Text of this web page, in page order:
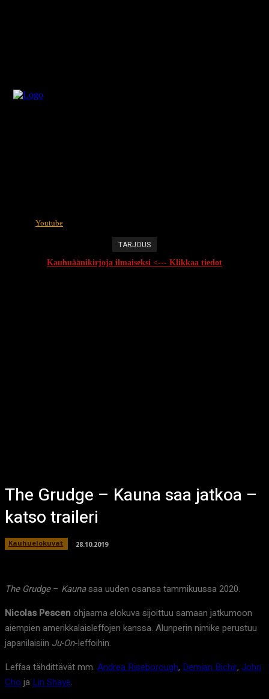
Youtube
TARJOUS
Kauhuäänikirjoja ilmaiseksi <--- Klikkaa tiedot
The Grudge – Kauna saa jatkoa –
katso traileri
Kauhuelokuvat 28.10.2019
The Grudge– Kaunasaa uuden osansa tammikuussa 2020.
Nicolas Pescenohjaama elokuva sijoittuu samaan jatkumoon
aiempien amerikkalaisleffojen kanssa. Alunperin nimike perustuu
japanilaisiin Ju-On-leffoihin.
Leffaa tähdittävät mm. Andrea Riseborough, Demian Bichir, John
Cho ja Lin Shaye.